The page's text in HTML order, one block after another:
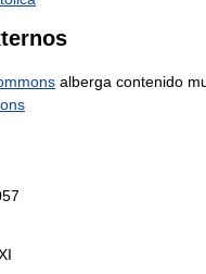
alberga contenido